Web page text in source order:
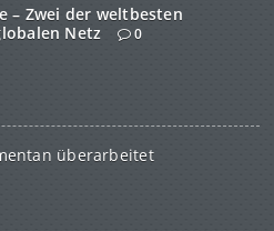
– Zwei der weltbesten
Netz
0
überarbeitet